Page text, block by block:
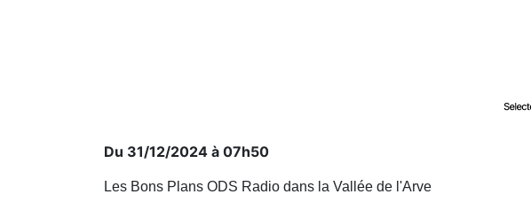
Du 31/12/2024 à 07h50
Les Bons Plans ODS Radio dans la Vallée de l'Arve